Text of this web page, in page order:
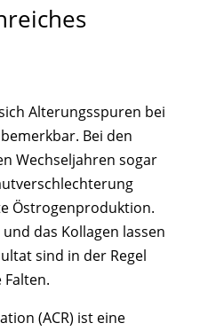
Alterungsspuren bei
Bei den
Wechseljahren sogar
Östrogenproduktion.
das Kollagen lassen
sind in der Regel
(ACR) ist eine